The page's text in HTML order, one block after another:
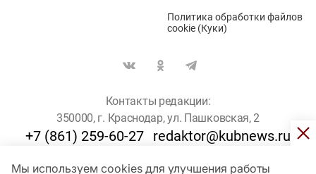
Мы используем cookies для улучшения работы
Политика обработки файлов
cookie (Куки)
Контакты редакции:
350000, г. Краснодар, ул. Пашковская, 2
+7 (861) 259-60-27 redaktor@kubnews.ru